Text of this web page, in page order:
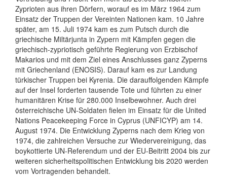
Zyprioten aus ihren Dörfern, worauf es im März 1964 zum
Einsatz der Truppen der Vereinten Nationen kam. 10 Jahre
später, am 15. Juli 1974 kam es zum Putsch durch die
griechische Miltärjunta in Zypern mit Kämpfen gegen die
griechisch-zypriotisch geführte Regierung von Erzbischof
Makarios und mit dem Ziel eines Anschlusses ganz Zyperns
mit Griechenland (ENOSIS). Darauf kam es zur Landung
türkischer Truppen bei Kyrenia. Die darauffolgenden Kämpfe
auf der Insel forderten tausende Tote und führten zu einer
humanitären Krise für 280.000 Inselbewohner. Auch drei
österreichische UN-Soldaten fielen im Einsatz für die United
Nations Peacekeeping Force in Cyprus (UNFICYP) am 14.
August 1974. Die Entwicklung Zyperns nach dem Krieg von
1974, die zahlreichen Versuche zur Wiedervereinigung, das
boykottierte UN-Referendum und der EU-Beitritt 2004 bis zur
weiteren sicherheitspolitischen Entwicklung bis 2020 werden
vom Vortragenden behandelt.